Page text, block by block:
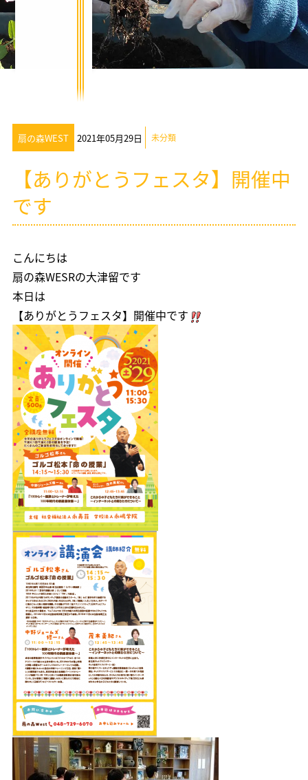
扇の森WEST 2021年05月29日 未分類
【ありがとうフェスタ】開催中
です
こんにちは
扇の森WESRの大津留です
本日は
【ありがとうフェスタ】開催中です